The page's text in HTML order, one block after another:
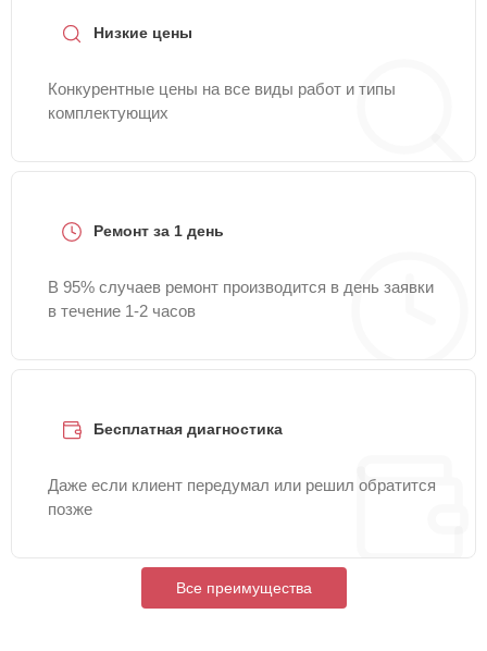
Низкие цены
Конкурентные цены на все виды работ и типы
комплектующих
Ремонт за 1 день
В 95% случаев ремонт производится в день заявки
в течение 1-2 часов
Бесплатная диагностика
Даже если клиент передумал или решил обратится
позже
Все преимущества